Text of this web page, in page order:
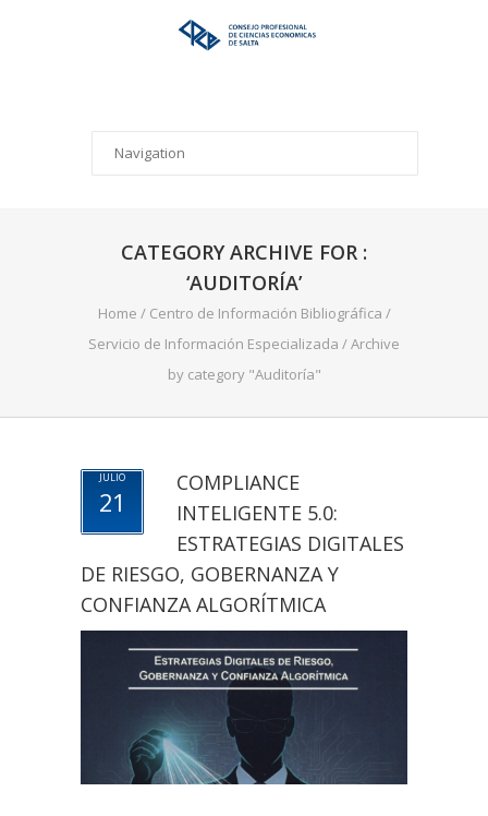
CATEGORY ARCHIVE FOR :
‘AUDITORÍA’
Home / Centro de Información Bibliográfica /
Servicio de Información Especializada /Archive
by category "Auditoría"
JULIO
21
COMPLIANCE
INTELIGENTE 5.0:
ESTRATEGIAS DIGITALES
DE RIESGO, GOBERNANZA Y
CONFIANZA ALGORÍTMICA